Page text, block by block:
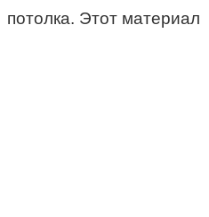
потолка. Этот материал